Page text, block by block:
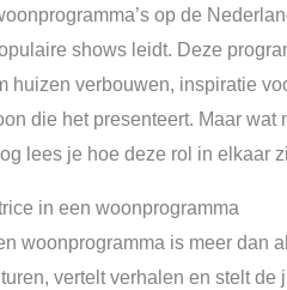
op de
shows leidt. Deze
huizen verbouwen, inspiratie
die het presenteert. Maar
lees je hoe deze rol in elkaar
in een woonprogramma
woonprogramma is meer dan
vertelt verhalen en stelt